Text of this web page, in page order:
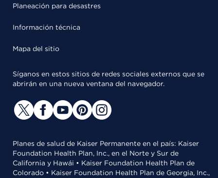
Planeación para desastres
Información técnica
Mapa del sitio
Síganos en estos sitios de redes sociales externos que se
abrirán en una nueva ventana del navegador.
Planes de salud de Kaiser Permanente en el país: Kaiser
Foundation Health Plan, Inc., en el Norte y Sur de
California y Hawái • Kaiser Foundation Health Plan de
Colorado • Kaiser Foundation Health Plan de Georgia, Inc.,